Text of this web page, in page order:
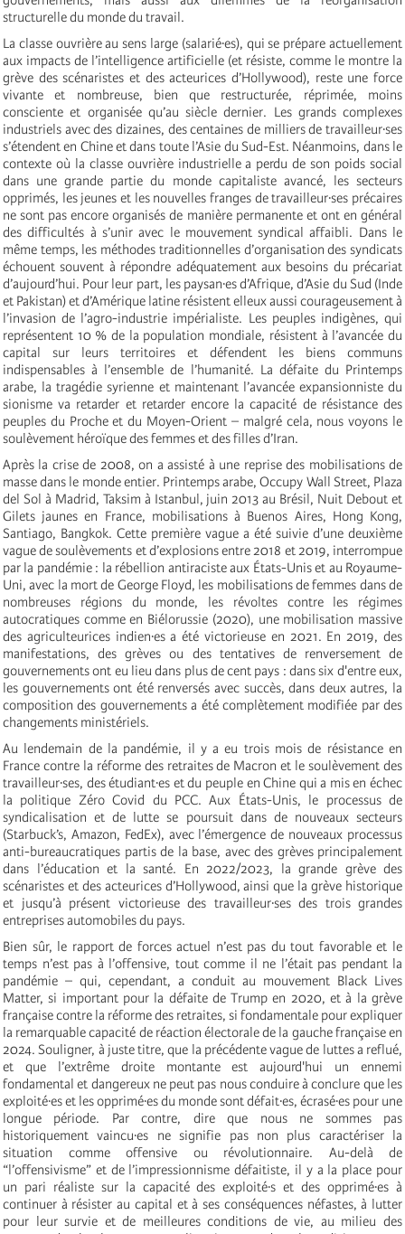
structurelle du monde du travail.
La classe ouvrière au sens large (salarié·es), qui se prépare actuellement
aux impacts de l’intelligence artificielle (et résiste, comme le montre la
grève des scénaristes et des acteurices d’Hollywood), reste une force
vivante et nombreuse, bien que restructurée, réprimée, moins
consciente et organisée qu’au siècle dernier. Les grands complexes
industriels avec des dizaines, des centaines de milliers de travailleur·ses
s’étendent en Chine et dans toute l’Asie du Sud-Est. Néanmoins, dans le
contexte où la classe ouvrière industrielle a perdu de son poids social
dans une grande partie du monde capitaliste avancé, les secteurs
opprimés, les jeunes et les nouvelles franges de travailleur·ses précaires
ne sont pas encore organisés de manière permanente et ont en général
des difficultés à s’unir avec le mouvement syndical affaibli. Dans le
même temps, les méthodes traditionnelles d’organisation des syndicats
échouent souvent à répondre adéquatement aux besoins du précariat
d’aujourd’hui. Pour leur part, les paysan·es d’Afrique, d’Asie du Sud (Inde
et Pakistan) et d’Amérique latine résistent elleux aussi courageusement à
l’invasion de l’agro-industrie impérialiste. Les peuples indigènes, qui
représentent 10 % de la population mondiale, résistent à l’avancée du
capital sur leurs territoires et défendent les biens communs
indispensables à l’ensemble de l’humanité. La défaite du Printemps
arabe, la tragédie syrienne et maintenant l’avancée expansionniste du
sionisme va retarder et retarder encore la capacité de résistance des
peuples du Proche et du Moyen-Orient – malgré cela, nous voyons le
soulèvement héroïque des femmes et des filles d’Iran.
Après la crise de 2008, on a assisté à une reprise des mobilisations de
masse dans le monde entier. Printemps arabe, Occupy Wall Street, Plaza
del Sol à Madrid, Taksim à Istanbul, juin 2013 au Brésil, Nuit Debout et
Gilets jaunes en France, mobilisations à Buenos Aires, Hong Kong,
Santiago, Bangkok. Cette première vague a été suivie d’une deuxième
vague de soulèvements et d’explosions entre 2018 et 2019, interrompue
par la pandémie : la rébellion antiraciste aux États-Unis et au Royaume-
Uni, avec la mort de George Floyd, les mobilisations de femmes dans de
nombreuses régions du monde, les révoltes contre les régimes
autocratiques comme en Biélorussie (2020), une mobilisation massive
des agriculteurices indien·es a été victorieuse en 2021. En 2019, des
manifestations, des grèves ou des tentatives de renversement de
gouvernements ont eu lieu dans plus de cent pays : dans six d'entre eux,
les gouvernements ont été renversés avec succès, dans deux autres, la
composition des gouvernements a été complètement modifiée par des
changements ministériels.
Au lendemain de la pandémie, il y a eu trois mois de résistance en
France contre la réforme des retraites de Macron et le soulèvement des
travailleur·ses, des étudiant·es et du peuple en Chine qui a mis en échec
la politique Zéro Covid du PCC. Aux États-Unis, le processus de
syndicalisation et de lutte se poursuit dans de nouveaux secteurs
(Starbuck’s, Amazon, FedEx), avec l’émergence de nouveaux processus
anti-bureaucratiques partis de la base, avec des grèves principalement
dans l’éducation et la santé. En 2022/2023, la grande grève des
scénaristes et des acteurices d’Hollywood, ainsi que la grève historique
et jusqu’à présent victorieuse des travailleur·ses des trois grandes
entreprises automobiles du pays.
Bien sûr, le rapport de forces actuel n’est pas du tout favorable et le
temps n’est pas à l’offensive, tout comme il ne l’était pas pendant la
pandémie – qui, cependant, a conduit au mouvement Black Lives
Matter, si important pour la défaite de Trump en 2020, et à la grève
française contre la réforme des retraites, si fondamentale pour expliquer
la remarquable capacité de réaction électorale de la gauche française en
2024. Souligner, à juste titre, que la précédente vague de luttes a reflué,
et que l’extrême droite montante est aujourd'hui un ennemi
fondamental et dangereux ne peut pas nous conduire à conclure que les
exploité·es et les opprimé·es du monde sont défait·es, écrasé·es pour une
longue période. Par contre, dire que nous ne sommes pas
historiquement vaincu·es ne signifie pas non plus caractériser la
situation comme offensive ou révolutionnaire. Au-delà de
“l’offensivisme” et de l’impressionnisme défaitiste, il y a la place pour
un pari réaliste sur la capacité des exploité·s et des opprimé·es à
continuer à résister au capital et à ses conséquences néfastes, à lutter
pour leur survie et de meilleures conditions de vie, au milieu des